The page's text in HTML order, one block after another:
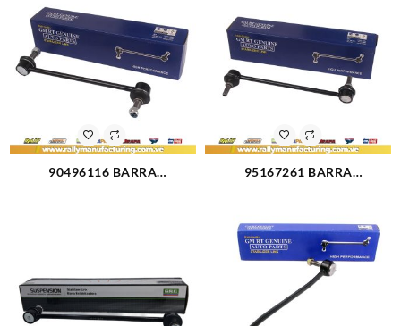
90496116 BARRA
95167261 BARRA